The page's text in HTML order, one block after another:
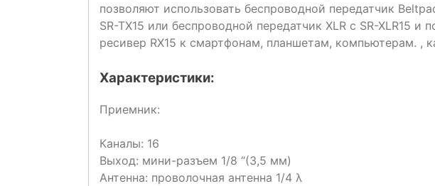
позволяют использовать беспроводной передатчик
SR-TX15 или беспроводной передатчик XLR с SR-XLR15
ресивер RX15 к смартфонам, планшетам, компьютерам. ,
Характеристики:
Приемник:
Каналы: 16
Выход: мини-разъем 1/8 “(3,5 мм)
Антенна: проволочная антенна 1/4 λ